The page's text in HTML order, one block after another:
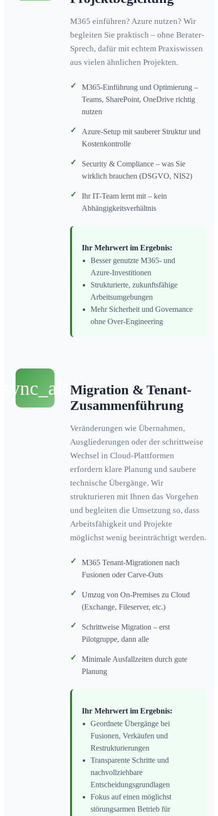
M365 einführen? Azure nutzen? Wir
begleiten Sie praktisch – ohne Berater-
Sprech, dafür mit echtem Praxiswissen
aus vielen ähnlichen Projekten.
✓
M365-Einführung und Optimierung –
Teams, SharePoint, OneDrive richtig
nutzen
✓
Azure-Setup mit sauberer Struktur und
Kostenkontrolle
✓
Security & Compliance – was Sie
wirklich brauchen (DSGVO, NIS2)
✓
Ihr IT-Team lernt mit – kein
Abhängigkeitsverhältnis
Ihr Mehrwert im Ergebnis:
Besser genutzte M365- und
Azure-Investitionen
Strukturierte, zukunftsfähige
Arbeitsumgebungen
Mehr Sicherheit und Governance
ohne Over-Engineering
sync_alt
Migration & Tenant-
Zusammenführung
Veränderungen wie Übernahmen,
Ausgliederungen oder der schrittweise
Wechsel in Cloud-Plattformen
erfordern klare Planung und saubere
technische Übergänge. Wir
strukturieren mit Ihnen das Vorgehen
und begleiten die Umsetzung so, dass
Arbeitsfähigkeit und Projekte
möglichst wenig beeinträchtigt werden.
✓
M365 Tenant-Migrationen nach
Fusionen oder Carve-Outs
✓
Umzug von On-Premises zu Cloud
(Exchange, Fileserver, etc.)
✓
Schrittweise Migration – erst
Pilotgruppe, dann alle
✓
Minimale Ausfallzeiten durch gute
Planung
Ihr Mehrwert im Ergebnis:
Geordnete Übergänge bei
Fusionen, Verkäufen und
Restrukturierungen
Transparente Schritte und
nachvollziehbare
Entscheidungsgrundlagen
Fokus auf einen möglichst
störungsarmen Betrieb für